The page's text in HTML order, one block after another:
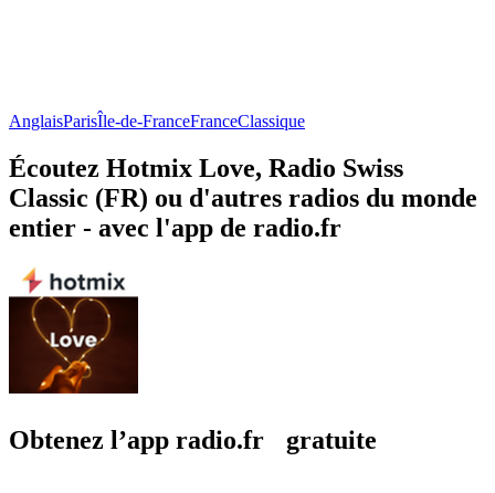
AnglaisParisÎle-de-FranceFranceClassique
Écoutez Hotmix Love, Radio Swiss
Classic (FR) ou d'autres radios du monde
entier - avec l'app de radio.fr
Obtenez l’app radio.fr gratuite